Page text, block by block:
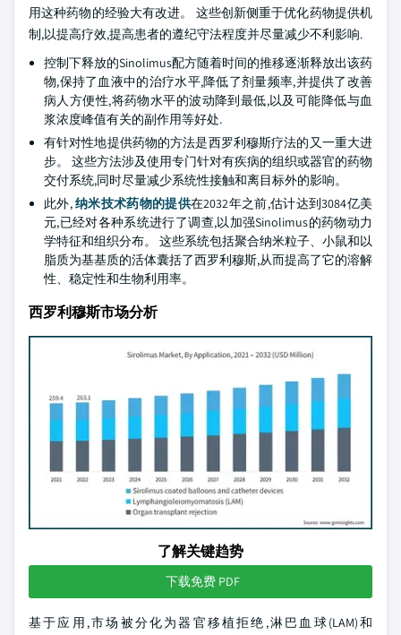
用这种药物的经验大有改进。 这些创新侧重于优化药物提供机
制,以提高疗效,提高患者的遵纪守法程度并尽量减少不利影响.
控制下释放的Sinolimus配方随着时间的推移逐渐释放出该药
物,保持了血液中的治疗水平,降低了剂量频率,并提供了改善
病人方便性,将药物水平的波动降到最低,以及可能降低与血
浆浓度峰值有关的副作用等好处.
有针对性地提供药物的方法是西罗利穆斯疗法的又一重大进
步。 这些方法涉及使用专门针对有疾病的组织或器官的药物
交付系统,同时尽量减少系统性接触和离目标外的影响。
此外,纳米技术药物的提供在2032年之前,估计达到3084亿美
元,已经对各种系统进行了调查,以加强Sinolimus的药物动力
学特征和组织分布。 这些系统包括聚合纳米粒子、小鼠和以
脂质为基基质的活体囊括了西罗利穆斯,从而提高了它的溶解
性、稳定性和生物利用率。
西罗利穆斯市场分析
了解关键趋势
下载免费 PDF
基于应用,市场被分化为器官移植拒绝,淋巴血球(LAM)和